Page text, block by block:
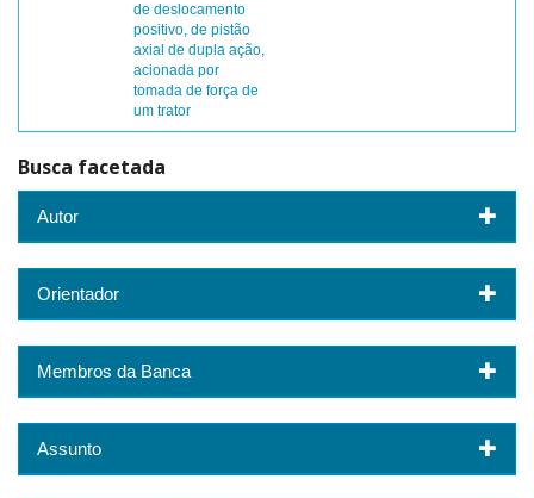
de deslocamento
positivo, de pistão
axial de dupla ação,
acionada por
tomada de força de
um trator
Busca facetada
Autor
Orientador
Membros da Banca
Assunto